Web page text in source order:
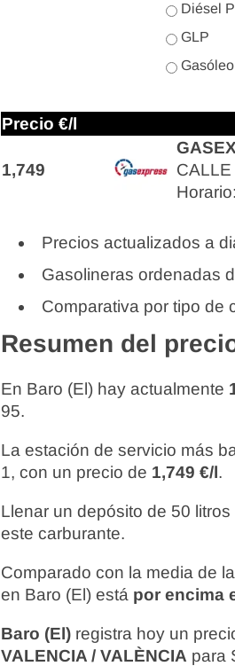
Diésel
GLP
Precio €/l
1,749
Precios actualizados a
Gasolineras ordenadas
Comparativa por tipo de
Resumen del
En Baro (El) hay actualmente
95.
La estación de servicio más
1, con un precio de 1,749 €/l.
Llenar un depósito de 50
este carburante.
Comparado con la media de
en Baro (El) está por encima
Baro (El) registra hoy un
VALENCIA / VALÈNCIA para